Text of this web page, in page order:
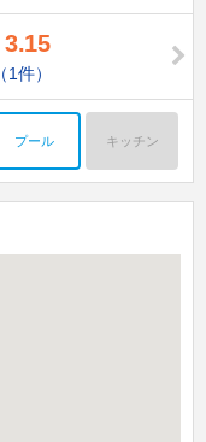
3.15
（1件）
プール キッチン